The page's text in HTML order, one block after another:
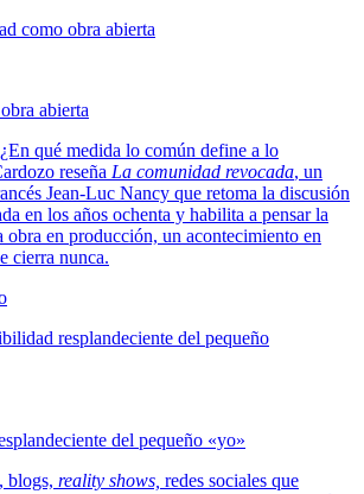
abierta
qué medida lo común define a lo
reseña La comunidad revocada, un
Jean-Luc Nancy que retoma la discusión
en los años ochenta y habilita a pensar la
obra en producción, un acontecimiento en
cierra nunca.
del pequeño «yo»
blogs, reality shows, redes sociales que